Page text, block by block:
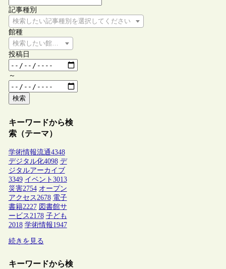
記事種別
検索したい記事種別を選択してください
館種
検索したい館種を選択してください
投稿日
～
検索
キーワードから検
索（テーマ）
学術情報流通4348
デジタル化4098 デ
ジタルアーカイブ
3349 イベント 3013
災害2754 オープン
アクセス 2678 電子
書籍2227 図書館サ
ービス 2178 子ども
2018 学術情報1947
続きを見る
キーワードから検